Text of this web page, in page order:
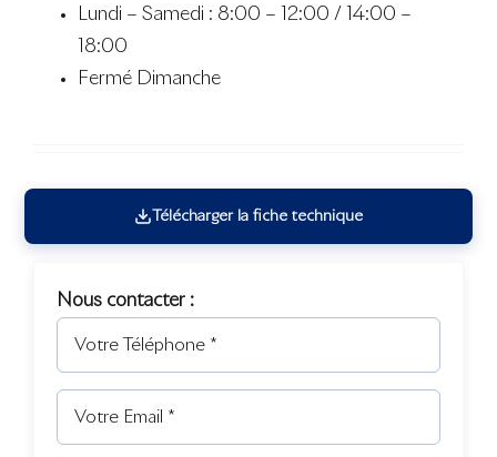
Lundi – Samedi : 8:00 – 12:00 / 14:00 –
18:00
Fermé Dimanche
Télécharger la fiche technique
Nous contacter :